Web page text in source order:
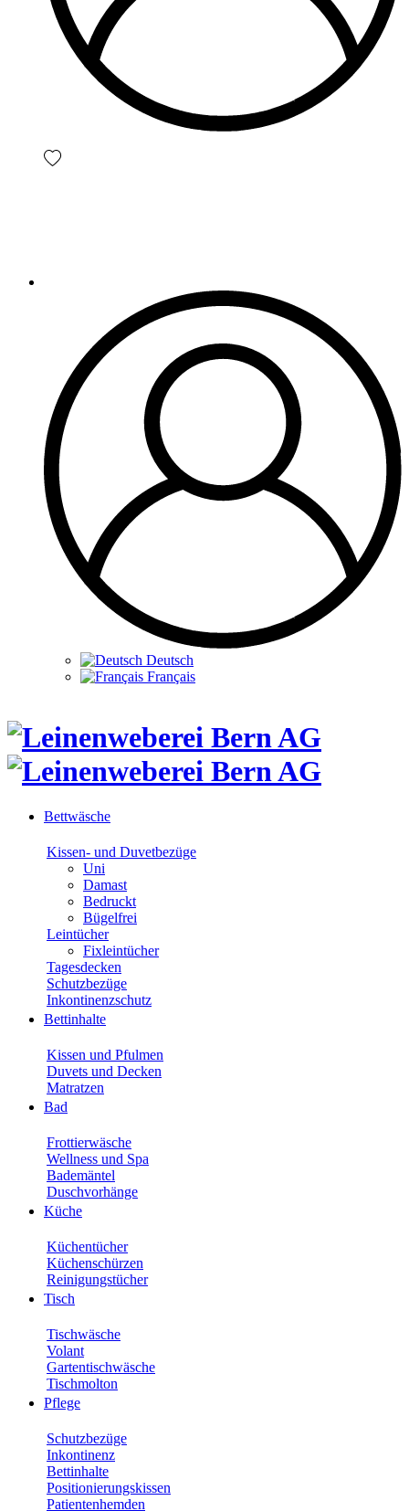
Deutsch
Français
Bettwäsche
Kissen- und Duvetbezüge
Uni
Damast
Bedruckt
Bügelfrei
Leintücher
Fixleintücher
Tagesdecken
Schutzbezüge
Inkontinenzschutz
Bettinhalte
Kissen und Pfulmen
Duvets und Decken
Matratzen
Bad
Frottierwäsche
Wellness und Spa
Bademäntel
Duschvorhänge
Küche
Küchentücher
Küchenschürzen
Reinigungstücher
Tisch
Tischwäsche
Volant
Gartentischwäsche
Tischmolton
Pflege
Schutzbezüge
Inkontinenz
Bettinhalte
Positionierungskissen
Patientenhemden